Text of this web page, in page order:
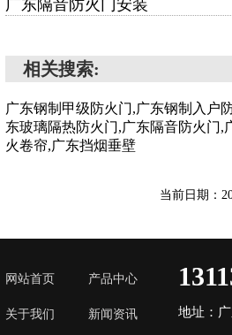
广东隔音防火门安装
相关搜索:
广东钢制甲级防火门,广东钢制入户
东玻璃隔热防火门,广东隔音防火门
火卷帘,广东挡烟垂壁
当前日期：
网站首页 产品中心
关于我们 新闻资讯 地址：